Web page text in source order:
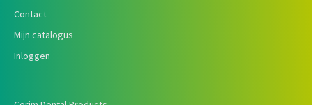
Contact
Mijn catalogus
Inloggen